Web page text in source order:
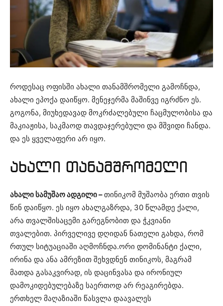
როდესაც ოფისში ახალი თანამშრომელი გამოჩნდა,
ახალი ეპოქა დაიწყო. მენეჯერმა მაშინვე იგრძნო ეს.
გოგონა, მიუხედავად მოკრძალებული ჩაცმულობისა და
მაკიაჟისა, საკმაოდ თავდაჯერებული და მშვიდი ჩანდა.
და ეს ყველაფერი არ იყო.
ახალი თანამშრომელი
ახალი სამუშაო ადგილი –თინიკომ მუშაობა ერთი თვის
წინ დაიწყო. ეს იყო ახალგაზრდა, 30 წლამდე ქალი,
არა თვალშისაცემი გარეგნობით და ჭკვიანი
თვალებით. პირველივე დღიდან ნათელი გახდა, რომ
რთულ სიტუაციაში აღმოჩნდა.ორი დომინანტი ქალი,
ირინა და ანა ამრეზით შეხვდნენ თინიკოს, მაგრამ
მათდა გასაკვირად, ის დაცინვასა და ირონიულ
დამოკიდებულებაზე საერთოდ არ რეაგირებდა.
ერთხელ მაღაზიაში წასვლა დაავალეს